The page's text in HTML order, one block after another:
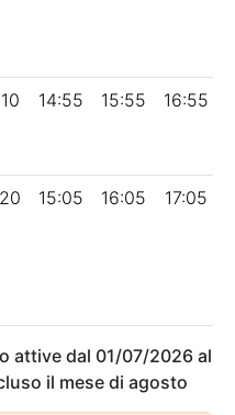
14:55 15:55 16:55
15:05 16:05 17:05
attive dal 01/07/2026 al
il mese di agosto